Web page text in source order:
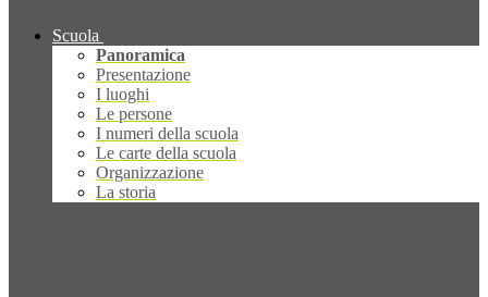
Scuola
Panoramica
Presentazione
I luoghi
Le persone
I numeri della scuola
Le carte della scuola
Organizzazione
La storia